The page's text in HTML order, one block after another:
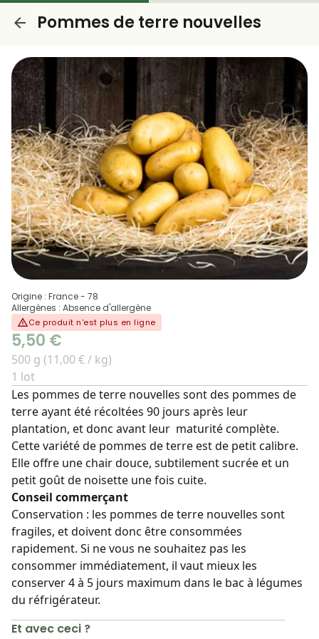
Pommes de terre nouvelles
Origine : France - 78
Allergènes : Absence d'allergène
Ce produit n'est plus en ligne
5,50 €
500 g (11,00 € / kg)
1 lot
Les pommes de terre nouvelles sont des pommes de
terre ayant été récoltées 90 jours après leur
plantation, et donc avant leur maturité complète.
Cette variété de pommes de terre est de petit calibre.
Elle offre une chair douce, subtilement sucrée et un
petit goût de noisette une fois cuite.
Conseil commerçant
Conservation : les pommes de terre nouvelles sont
fragiles, et doivent donc être consommées
rapidement. Si ne vous ne souhaitez pas les
consommer immédiatement, il vaut mieux les
conserver 4 à 5 jours maximum dans le bac à légumes
du réfrigérateur.
Et avec ceci ?